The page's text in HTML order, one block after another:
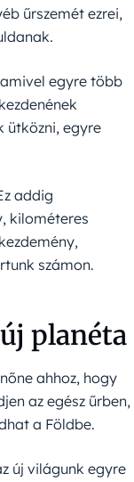
űrszemét ezrei,
egyre több
ütközni, egyre
addig
kilométeres
számon.
planéta
ahhoz, hogy
az egész űrben,
a Földbe.
új világunk egyre